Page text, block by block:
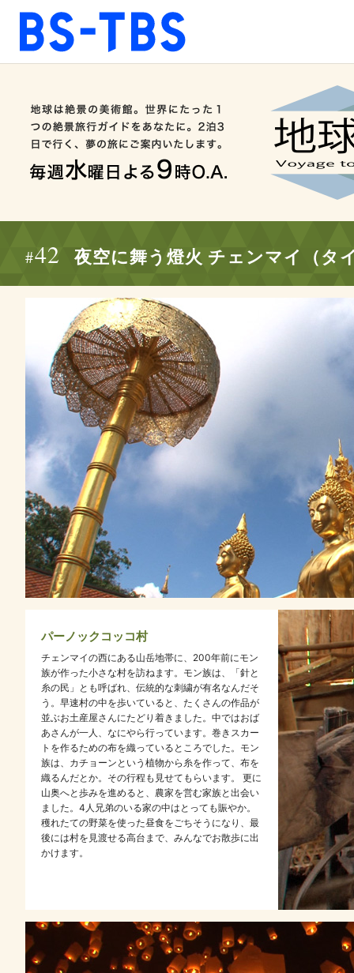
BS-TBS
BS-TBS
映画
報道 教養
エンタメ
ショッピング 公式SNS
ご意見・ご感想 会社情報
#42 夜空に舞う燈火 チェンマイ（タ
パーノックコッコ村
チェンマイの西にある山岳地帯に、200年前にモン
族が作った小さな村を訪ねます。モン族は、「針と
糸の民」とも呼ばれ、伝統的な刺繍が有名なんだそ
う。早速村の中を歩いていると、たくさんの作品が
並ぶお土産屋さんにたどり着きました。中ではおば
あさんが一人、なにやら行っています。巻きスカー
トを作るための布を織っているところでした。モン
族は、カチョーンという植物から糸を作って、布を
織るんだとか。その行程も見せてもらいます。 更に
山奥へと歩みを進めると、農家を営む家族と出会い
ました。4人兄弟のいる家の中はとっても賑やか。
穫れたての野菜を使った昼食をごちそうになり、最
後には村を見渡せる高台まで、みんなでお散歩に出
かけます。